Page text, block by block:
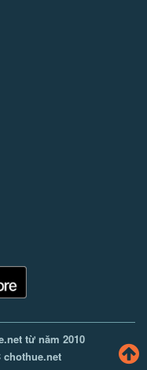
từ năm 2010
chothue.net